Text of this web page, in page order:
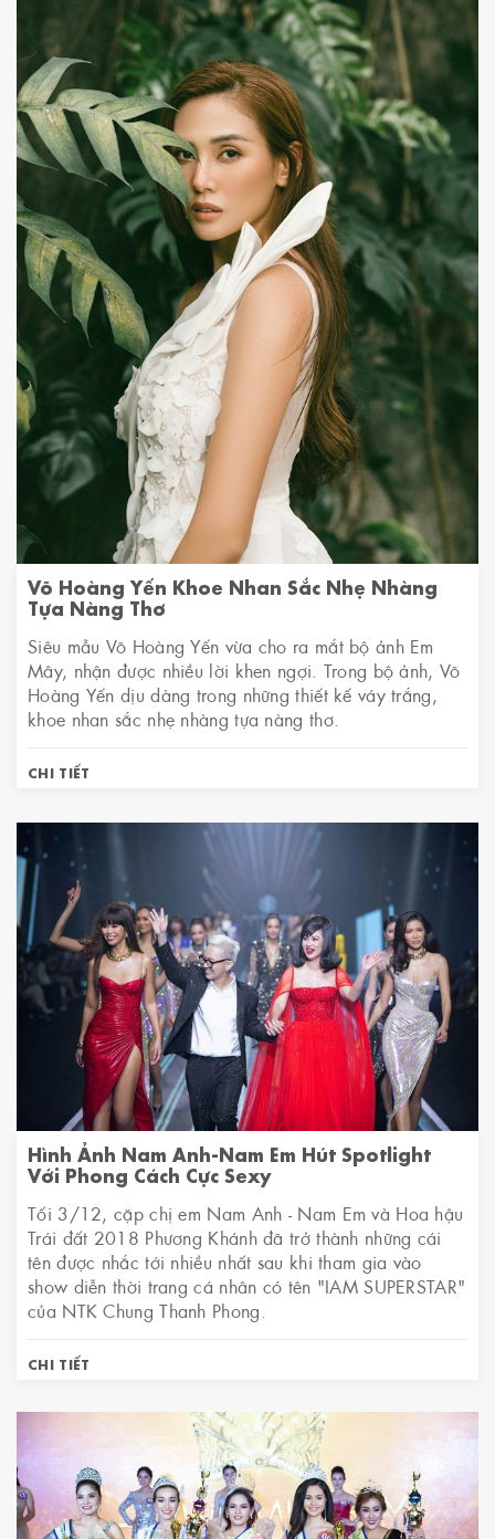
Võ Hoàng Yến Khoe Nhan Sắc Nhẹ Nhàng
Tựa Nàng Thơ
Siêu mẫu Võ Hoàng Yến vừa cho ra mắt bộ ảnh Em
Mây, nhận được nhiều lời khen ngợi. Trong bộ ảnh, Võ
Hoàng Yến dịu dàng trong những thiết kế váy trắng,
khoe nhan sắc nhẹ nhàng tựa nàng thơ.
CHI TIẾT
Hình Ảnh Nam Anh-Nam Em Hút Spotlight
Với Phong Cách Cực Sexy
Tối 3/12, cặp chị em Nam Anh - Nam Em và Hoa hậu
Trái đất 2018 Phương Khánh đã trở thành những cái
tên được nhắc tới nhiều nhất sau khi tham gia vào
show diễn thời trang cá nhân có tên "IAM SUPERSTAR"
của NTK Chung Thanh Phong.
CHI TIẾT